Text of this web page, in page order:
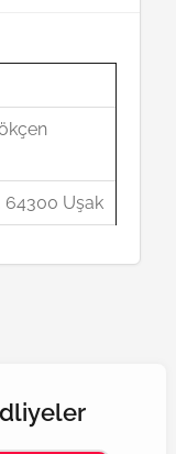
64300 Uşak